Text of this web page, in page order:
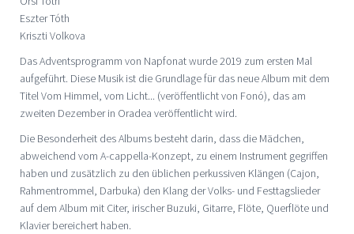
Eszter Tóth
Kriszti Volkova
Das Adventsprogramm von Napfonat wurde 2019 zum ersten Mal
aufgeführt. Diese Musik ist die Grundlage für das neue Album mit dem
Titel Vom Himmel, vom Licht... (veröffentlicht von Fonó), das am
zweiten Dezember in Oradea veröffentlicht wird.
Die Besonderheit des Albums besteht darin, dass die Mädchen,
abweichend vom A-cappella-Konzept, zu einem Instrument gegriffen
haben und zusätzlich zu den üblichen perkussiven Klängen (Cajon,
Rahmentrommel, Darbuka) den Klang der Volks- und Festtagslieder
auf dem Album mit Citer, irischer Buzuki, Gitarre, Flöte, Querflöte und
Klavier bereichert haben.